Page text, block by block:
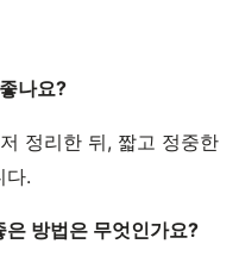
나요?
정리한 뒤, 짧고 정중한
다.
방법은 무엇인가요?